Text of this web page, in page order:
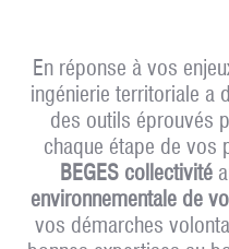
En réponse à vos
ingénierie territoriale a
des outils éprouvés
chaque étape de vos
BEGES collectivité
environnementale de
vos démarches